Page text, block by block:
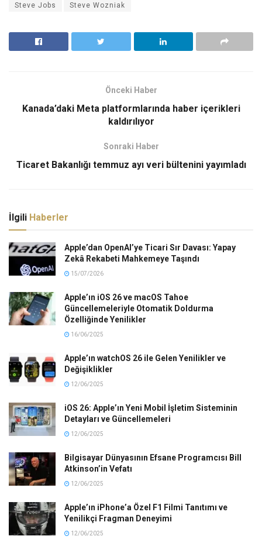
Steve Jobs Steve Wozniak
Önceki Haber
Kanada’daki Meta platformlarında haber içerikleri
kaldırılıyor
Sonraki Haber
Ticaret Bakanlığı temmuz ayı veri bültenini yayımladı
İlgili Haberler
Apple’dan OpenAI’ye Ticari Sır Davası: Yapay
Zekâ Rekabeti Mahkemeye Taşındı
15/07/2026
Apple’ın iOS 26 ve macOS Tahoe
Güncellemeleriyle Otomatik Doldurma
Özelliğinde Yenilikler
16/06/2025
Apple’ın watchOS 26 ile Gelen Yenilikler ve
Değişiklikler
12/06/2025
iOS 26: Apple’ın Yeni Mobil İşletim Sisteminin
Detayları ve Güncellemeleri
12/06/2025
Bilgisayar Dünyasının Efsane Programcısı Bill
Atkinson’in Vefatı
12/06/2025
Apple’ın iPhone’a Özel F1 Filmi Tanıtımı ve
Yenilikçi Fragman Deneyimi
12/06/2025